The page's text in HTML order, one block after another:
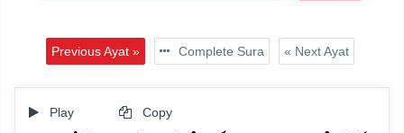
Previous Ayat » Complete Sura « Next Ayat
Play Copy